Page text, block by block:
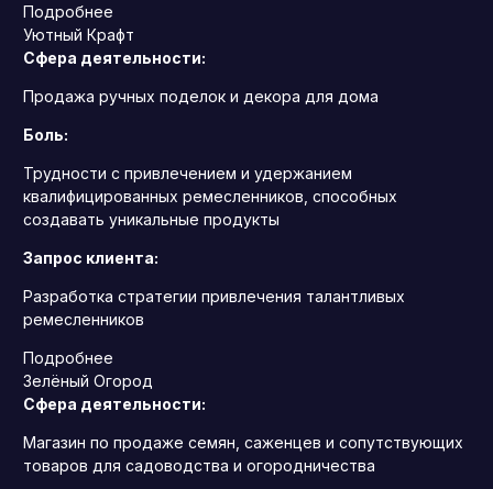
Подробнее
Уютный Крафт
Сфера деятельности:
Продажа ручных поделок и декора для дома
Боль:
Трудности с привлечением и удержанием
квалифицированных ремесленников, способных
создавать уникальные продукты
Запрос клиента:
Разработка стратегии привлечения талантливых
ремесленников
Подробнее
Зелёный Огород
Сфера деятельности:
Магазин по продаже семян, саженцев и сопутствующих
товаров для садоводства и огородничества